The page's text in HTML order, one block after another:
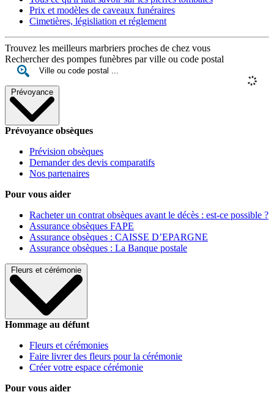
Prix et modèles de caveaux funéraires
Cimetières, législiation et réglement
Trouvez les meilleurs marbriers proches de chez vous
Rechercher des pompes funèbres par ville ou code postal
Prévoyance
Prévoyance obsèques
Prévision obsèques
Demander des devis comparatifs
Nos partenaires
Pour vous aider
Racheter un contrat obsèques avant le décès : est-ce possible ?
Assurance obsèques FAPE
Assurance obsèques : CAISSE D’EPARGNE
Assurance obsèques : La Banque postale
Fleurs et cérémonie
Hommage au défunt
Fleurs et cérémonies
Faire livrer des fleurs pour la cérémonie
Créer votre espace cérémonie
Pour vous aider